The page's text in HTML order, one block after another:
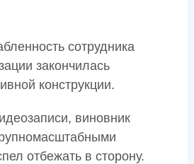
сотрудника
закончилась
конструкции.
виновник
отбежать в сторону.